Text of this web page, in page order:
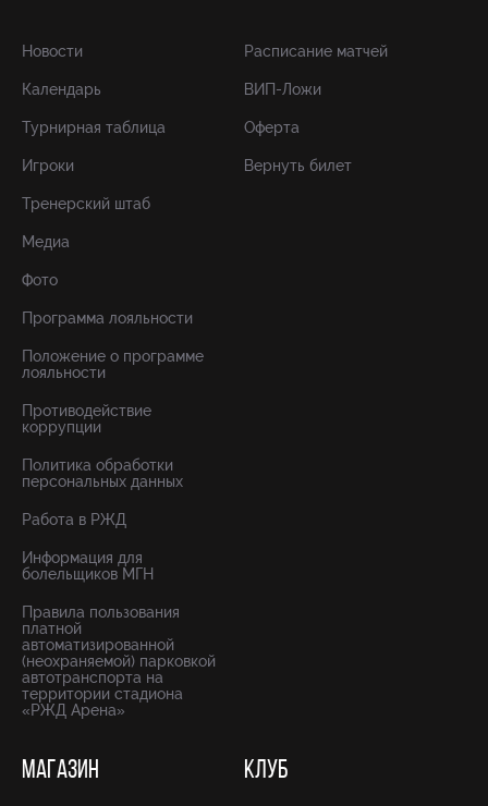
Новости
Календарь
Турнирная таблица
Игроки
Тренерский штаб
Медиа
Фото
Программа лояльности
Положение о программе
лояльности
Противодействие
коррупции
Политика обработки
персональных данных
Работа в РЖД
Информация для
болельщиков МГН
Правила пользования
платной
автоматизированной
(неохраняемой) парковкой
автотранспорта на
территории стадиона
«РЖД Арена»
Расписание матчей
ВИП-Ложи
Оферта
Вернуть билет
МАГАЗИН КЛУБ